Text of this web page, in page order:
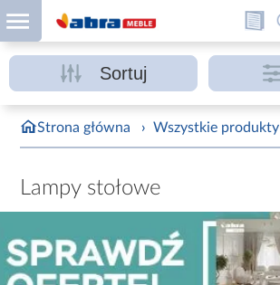
Sortuj
Strona główna › Wszystkie produkty
Lampy stołowe